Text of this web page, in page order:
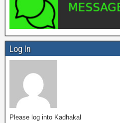
Log In
Please log into Kadhakal